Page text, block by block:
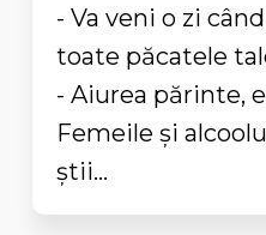
- Va veni o zi
toate păcatele
- Aiurea părinte,
Femeile și
știi...